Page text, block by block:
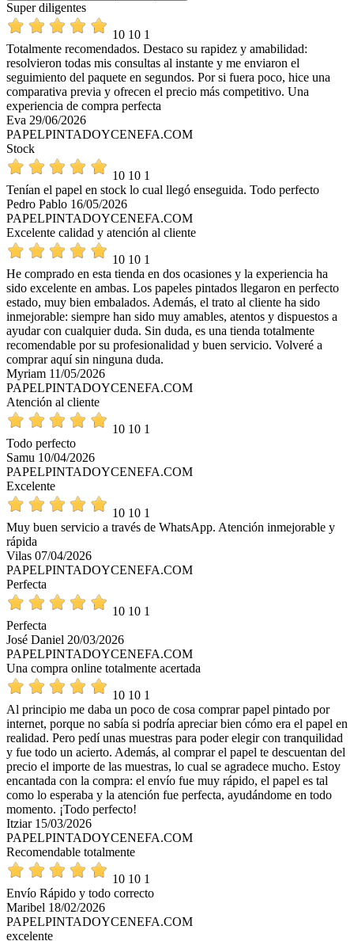
Super diligentes
10 10 1
Totalmente recomendados. Destaco su rapidez y amabilidad:
resolvieron todas mis consultas al instante y me enviaron el
seguimiento del paquete en segundos. Por si fuera poco, hice una
comparativa previa y ofrecen el precio más competitivo. Una
experiencia de compra perfecta
Eva 29/06/2026
PAPELPINTADOYCENEFA.COM
Stock
10 10 1
Tenían el papel en stock lo cual llegó enseguida. Todo perfecto
Pedro Pablo 16/05/2026
PAPELPINTADOYCENEFA.COM
Excelente calidad y atención al cliente
10 10 1
He comprado en esta tienda en dos ocasiones y la experiencia ha
sido excelente en ambas. Los papeles pintados llegaron en perfecto
estado, muy bien embalados. Además, el trato al cliente ha sido
inmejorable: siempre han sido muy amables, atentos y dispuestos a
ayudar con cualquier duda. Sin duda, es una tienda totalmente
recomendable por su profesionalidad y buen servicio. Volveré a
comprar aquí sin ninguna duda.
Myriam 11/05/2026
PAPELPINTADOYCENEFA.COM
Atención al cliente
10 10 1
Todo perfecto
Samu 10/04/2026
PAPELPINTADOYCENEFA.COM
Excelente
10 10 1
Muy buen servicio a través de WhatsApp. Atención inmejorable y
rápida
Vilas 07/04/2026
PAPELPINTADOYCENEFA.COM
Perfecta
10 10 1
Perfecta
José Daniel 20/03/2026
PAPELPINTADOYCENEFA.COM
Una compra online totalmente acertada
10 10 1
Al principio me daba un poco de cosa comprar papel pintado por
internet, porque no sabía si podría apreciar bien cómo era el papel en
realidad. Pero pedí unas muestras para poder elegir con tranquilidad
y fue todo un acierto. Además, al comprar el papel te descuentan del
precio el importe de las muestras, lo cual se agradece mucho. Estoy
encantada con la compra: el envío fue muy rápido, el papel es tal
como lo esperaba y la atención fue perfecta, ayudándome en todo
momento. ¡Todo perfecto!
Itziar 15/03/2026
PAPELPINTADOYCENEFA.COM
Recomendable totalmente
10 10 1
Envío Rápido y todo correcto
Maribel 18/02/2026
PAPELPINTADOYCENEFA.COM
excelente